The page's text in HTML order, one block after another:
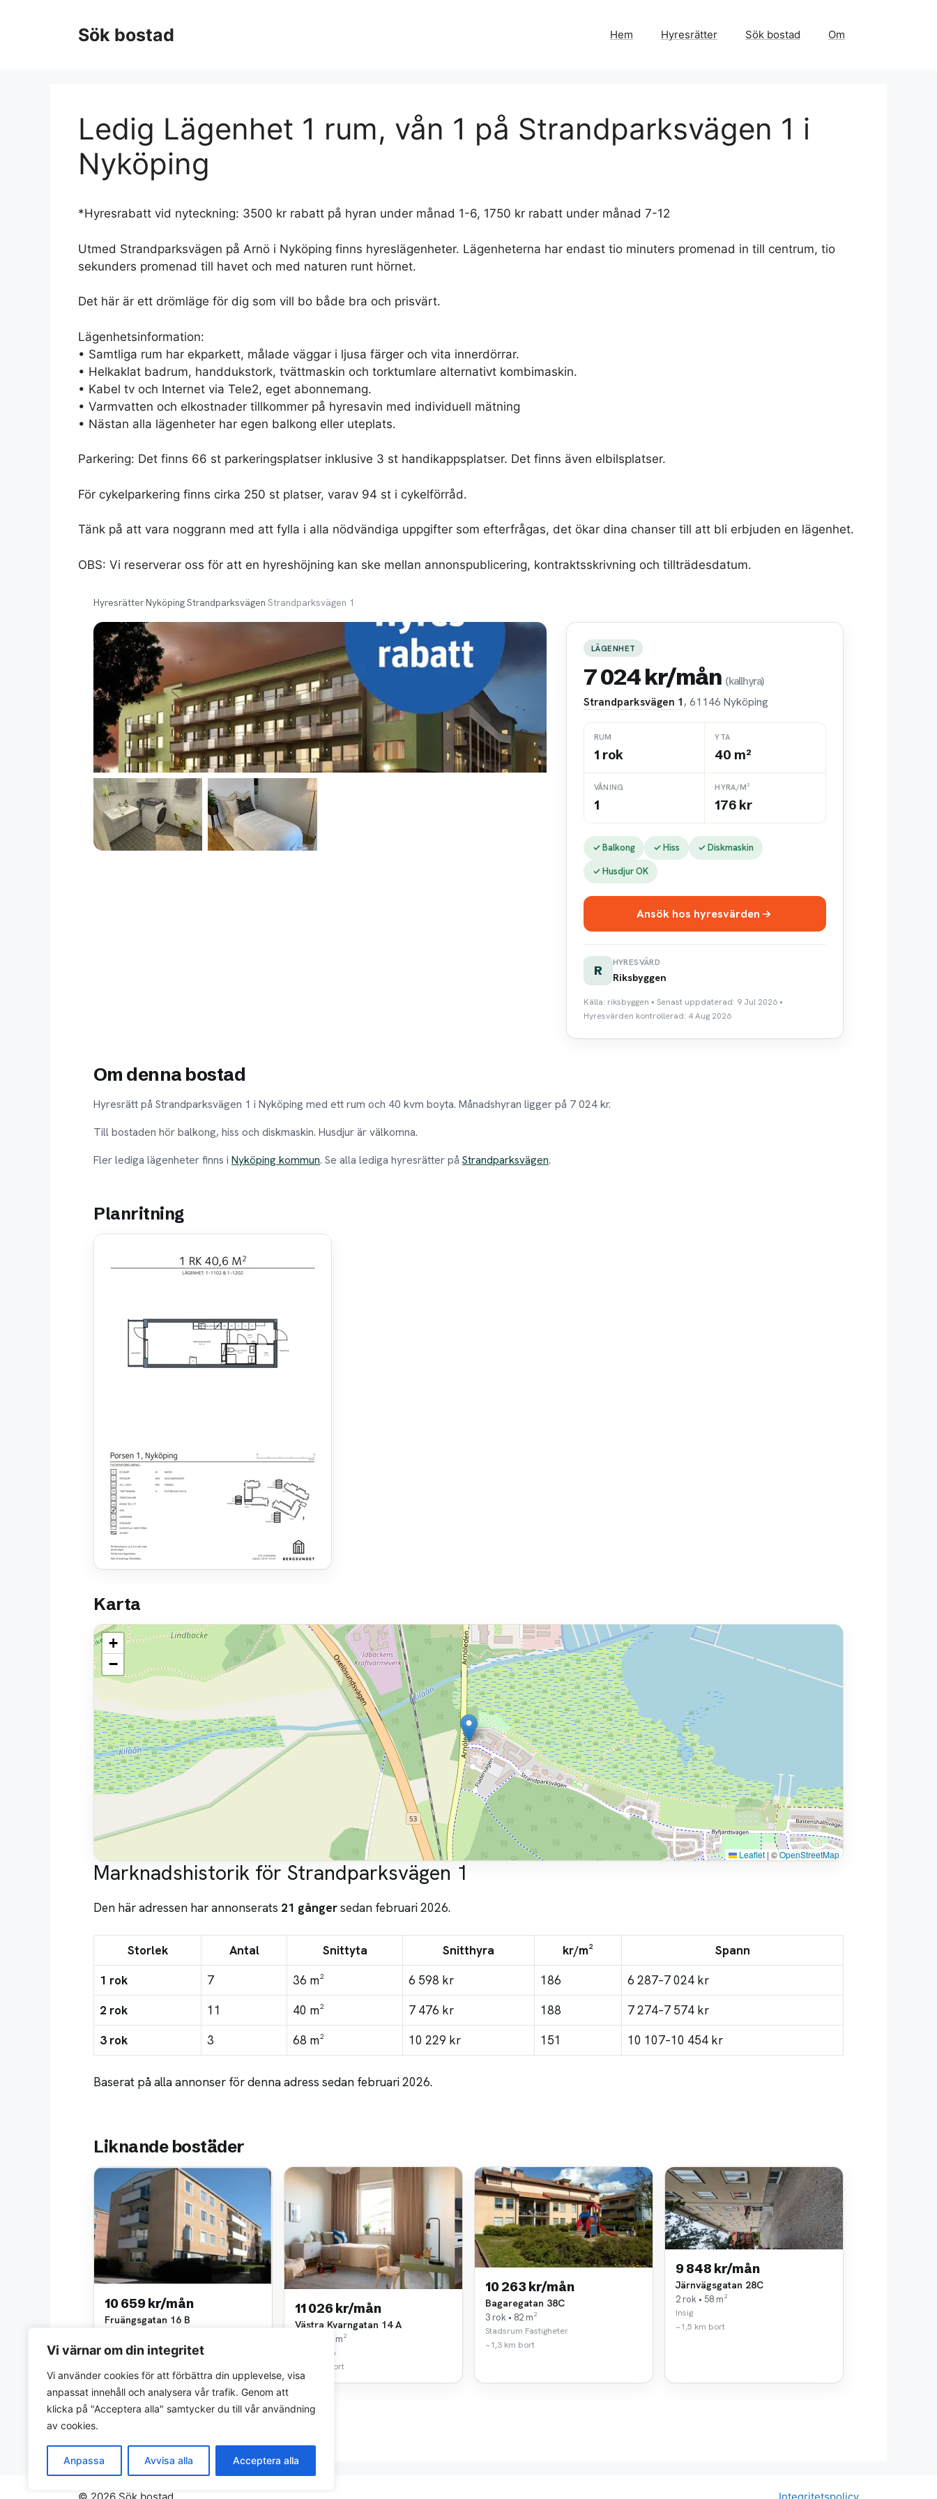
Vi värnar om din integritet
Vi använder cookies för att förbättra din upplevelse, visa
anpassat innehåll och analysera vår trafik. Genom att
klicka på "Acceptera alla" samtycker du till vår användning
av cookies.
Anpassa Avvisa alla Acceptera alla
Sök bostad Hem Hyresrätter Sök bostad Om
Ledig Lägenhet 1 rum, vån 1 på Strandparksvägen 1 i
Nyköping
*Hyresrabatt vid nyteckning: 3500 kr rabatt på hyran under månad 1-6, 1750 kr rabatt under månad 7-12
Utmed Strandparksvägen på Arnö i Nyköping finns hyreslägenheter. Lägenheterna har endast tio minuters promenad in till centrum, tio
sekunders promenad till havet och med naturen runt hörnet.
Det här är ett drömläge för dig som vill bo både bra och prisvärt.
Lägenhetsinformation:
• Samtliga rum har ekparkett, målade väggar i ljusa färger och vita innerdörrar.
• Helkaklat badrum, handdukstork, tvättmaskin och torktumlare alternativt kombimaskin.
• Kabel tv och Internet via Tele2, eget abonnemang.
• Varmvatten och elkostnader tillkommer på hyresavin med individuell mätning
• Nästan alla lägenheter har egen balkong eller uteplats.
Parkering: Det finns 66 st parkeringsplatser inklusive 3 st handikappsplatser. Det finns även elbilsplatser.
För cykelparkering finns cirka 250 st platser, varav 94 st i cykelförråd.
Tänk på att vara noggrann med att fylla i alla nödvändiga uppgifter som efterfrågas, det ökar dina chanser till att bli erbjuden en lägenhet.
OBS: Vi reserverar oss för att en hyreshöjning kan ske mellan annonspublicering, kontraktsskrivning och tillträdesdatum.
Hyresrätter›Nyköping›Strandparksvägen›Strandparksvägen 1
LÄGENHET
7 024 kr/mån (kallhyra)
Strandparksvägen 1, 61146 Nyköping
RUM
1 rok
YTA
40 m²
VÅNING
1
HYRA/M²
176 kr
✓ Balkong ✓ Hiss
✓ Diskmaskin
✓ Husdjur OK
Ansök hos hyresvärden
R
HYRESVÄRD
Riksbyggen
Källa: riksbyggen • Senast uppdaterad: 9 Jul 2026 •
Hyresvärden kontrollerad: 4 Aug 2026
Om denna bostad
Hyresrätt på Strandparksvägen 1 i Nyköping med ett rum och 40 kvm boyta. Månadshyran ligger på 7 024 kr.
Till bostaden hör balkong, hiss och diskmaskin. Husdjur är välkomna.
Fler lediga lägenheter finns i Nyköping kommun. Se alla lediga hyresrätter på Strandparksvägen.
Planritning
Karta
+
−
Leaflet | ©OpenStreetMap
Marknadshistorik för Strandparksvägen 1
Den här adressen har annonserats 21 gångersedan februari 2026.
Storlek Antal Snittyta Snitthyra kr/m²
Spann
1 rok
7 36 m² 6 598 kr 186
6 287–7 024 kr
2 rok
11 40 m² 7 476 kr 188
7 274–7 574 kr
3 rok
3 68 m² 10 229 kr 151 10 107–10 454 kr
Baserat på alla annonser för denna adress sedan februari 2026.
Liknande bostäder
10 659 kr/mån
Fruängsgatan 16 B
Kungshem
11 026 kr/mån
Västra Kvarngatan 14 A
3 rok • 87 m²
Kungshem
~1,2 km bort
10 263 kr/mån
Bagaregatan 38C
3 rok • 82 m²
Stadsrum Fastigheter
~1,3 km bort
9 848 kr/mån
Järnvägsgatan 28C
2 rok • 58 m²
Insig
~1,5 km bort